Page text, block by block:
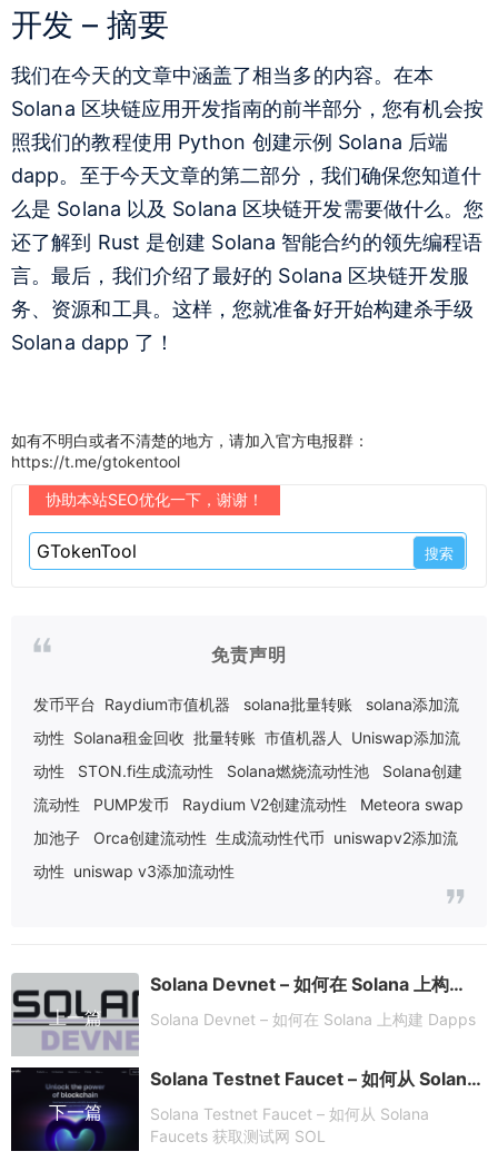
开发 – 摘要
我们在今天的文章中涵盖了相当多的内容。在本
Solana 区块链应用开发指南的前半部分，您有机会按
照我们的教程使用 Python 创建示例 Solana 后端
dapp。至于今天文章的第二部分，我们确保您知道什
么是 Solana 以及 Solana 区块链开发需要做什么。您
还了解到 Rust 是创建 Solana 智能合约的领先编程语
言。最后，我们介绍了最好的 Solana 区块链开发服
务、资源和工具。这样，您就准备好开始构建杀手级
Solana dapp 了！
如有不明白或者不清楚的地方，请加入官方电报群：
https://t.me/gtokentool
协助本站SEO优化一下，谢谢！
免责声明
发币平台 Raydium市值机器 solana批量转账
solana添加流
动性 Solana租金回收 批量转账 市值机器人
Uniswap添加流
动性
STON.fi生成流动性 Solana燃烧流动性池
Solana创建
流动性
PUMP发币 Raydium V2创建流动性
Meteora swap
加池子
Orca创建流动性 生成流动性代币 uniswapv2添加流
动性 uniswap v3添加流动性
上一篇
Solana Devnet – 如何在 Solana 上构建 Dapps
Solana Devnet – 如何在 Solana 上构建 Dapps
下一篇
Solana Testnet Faucet – 如何从 Solana Faucets 获取测试网 SOL
Solana Testnet Faucet – 如何从 Solana
Faucets 获取测试网 SOL